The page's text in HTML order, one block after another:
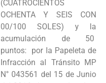
(CUATROCIENTOS
OCHENTA Y SEIS CON
00/100 SOLES) y la
acumulación de 50
puntos: por la Papeleta de
Infracción al Tránsito MP
N° 043561 del 15 de Junio